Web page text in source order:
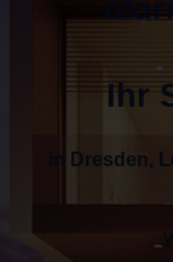
Ihr
in Dresden,